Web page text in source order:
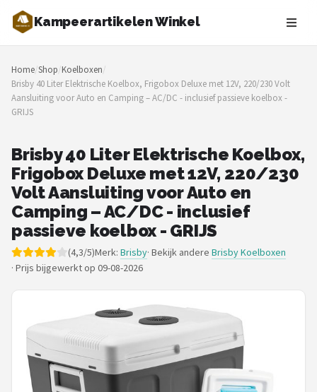
Kampeerartikelen Winkel
Zoeken
NAVIGATIE
Shop
Blog
Tenten
Slaapzakken
Slaapmatten
Shop
POPULAIRE MERKEN
Home/Shop/Koelboxen/
Brisby 40 Liter Elektrische Koelbox, Frigobox Deluxe met 12V, 220/230 Volt
Aansluiting voor Auto en Camping – AC/DC - inclusief passieve koelbox -
GRIJS
Brisby 40 Liter Elektrische Koelbox,
Frigobox Deluxe met 12V, 220/230
Volt Aansluiting voor Auto en
Camping – AC/DC - inclusief
passieve koelbox - GRIJS
(4,3/5)Merk: Brisby· Bekijk andere Brisby Koelboxen
· Prijs bijgewerkt op 09-08-2026